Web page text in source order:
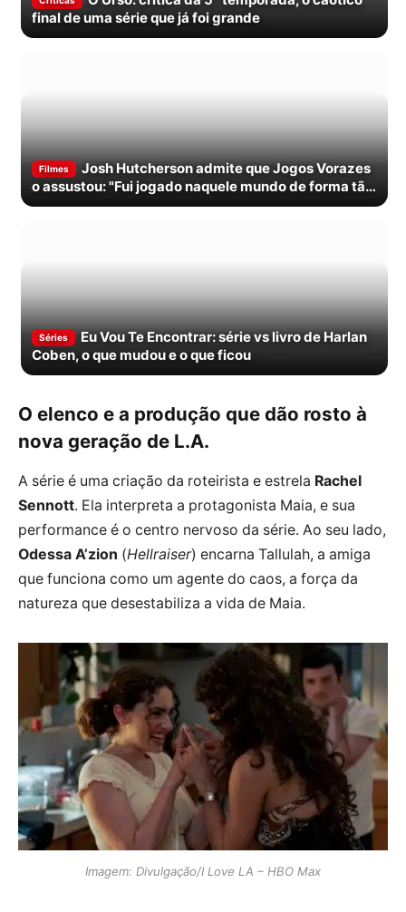
final de uma série que já foi grande
Filmes
Josh Hutcherson admite que Jogos Vorazes
o assustou: "Fui jogado naquele mundo de forma tão
grande"
Séries
Eu Vou Te Encontrar: série vs livro de Harlan
Coben, o que mudou e o que ficou
O elenco e a produção que dão rosto à
nova geração de L.A.
A série é uma criação da roteirista e estrela Rachel
Sennott. Ela interpreta a protagonista Maia, e sua
performance é o centro nervoso da série. Ao seu lado,
Odessa A’zion (Hellraiser) encarna Tallulah, a amiga
que funciona como um agente do caos, a força da
natureza que desestabiliza a vida de Maia.
Imagem: Divulgação/I Love LA – HBO Max